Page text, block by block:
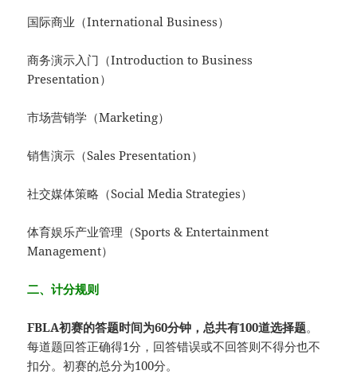
国际商业（International Business）
商务演示入门（Introduction to Business
Presentation）
市场营销学（Marketing）
销售演示（Sales Presentation）
社交媒体策略（Social Media Strategies）
体育娱乐产业管理（Sports & Entertainment
Management）
二、计分规则
FBLA初赛的答题时间为60分钟，总共有100道选择题。
每道题回答正确得1分，回答错误或不回答则不得分也不
扣分。初赛的总分为100分。